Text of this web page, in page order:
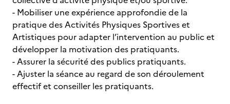
- Mobiliser une expérience approfondie de la
pratique des Activités Physiques Sportives et
Artistiques pour adapter l’intervention au public et
développer la motivation des pratiquants.
- Assurer la sécurité des publics pratiquants.
- Ajuster la séance au regard de son déroulement
effectif et conseiller les pratiquants.